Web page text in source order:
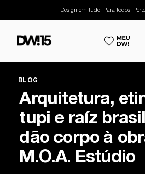
Design em tudo. Para todos.
BLOG
Arquitetura,
tupi e raíz
dão corpo à
M.O.A. Estúdio